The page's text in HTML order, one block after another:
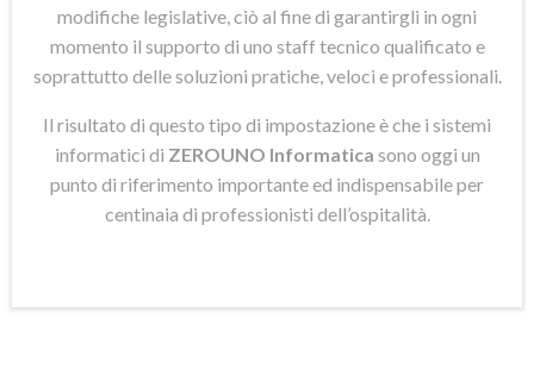
modifiche legislative, ciò al fine di garantirgli in ogni
momento il supporto di uno staff tecnico qualificato e
soprattutto delle soluzioni pratiche, veloci e professionali.
Il risultato di questo tipo di impostazione è che i sistemi
informatici di ZEROUNO Informatica sono oggi un
punto di riferimento importante ed indispensabile per
centinaia di professionisti dell’ospitalità.